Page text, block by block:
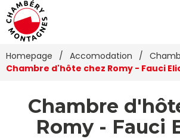
Homepage / Accomodation /
Chambre d'hôte chez Romy - Fauci
Chambre
Romy - Fauci